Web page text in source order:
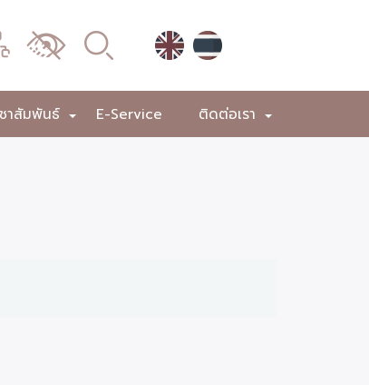
เมนู
เปลี่ยน
ผล
+
าสัมพันธ์ E-Service +
ติดต่อเรา